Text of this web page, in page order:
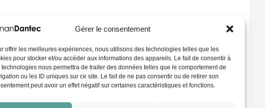
Gérer le consentement
offrir les meilleures expériences, nous utilisons des technologies telles que les
pour stocker et/ou accéder aux informations des appareils. Le fait de consentir à
technologies nous permettra de traiter des données telles que le comportement de
ou les ID uniques sur ce site. Le fait de ne pas consentir ou de retirer son
peut avoir un effet négatif sur certaines caractéristiques et fonctions.